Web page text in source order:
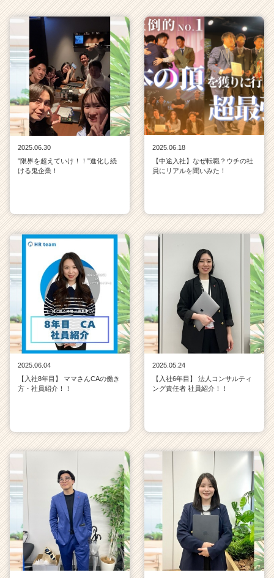
2025.06.30
"限界を超えていけ！！"進化し続
ける鬼企業！
2025.06.18
【中途入社】なぜ転職？ウチの社
員にリアルを聞いみた！
2025.06.04
【入社8年目】 ママさんCAの働き
方・社員紹介！！
2025.05.24
【入社6年目】 法人コンサルティ
ング責任者 社員紹介！！